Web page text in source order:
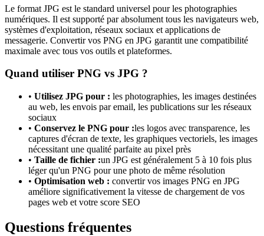
Le format JPG est le standard universel pour les photographies
numériques. Il est supporté par absolument tous les navigateurs web,
systèmes d'exploitation, réseaux sociaux et applications de
messagerie. Convertir vos PNG en JPG garantit une compatibilité
maximale avec tous vos outils et plateformes.
Quand utiliser PNG vs JPG ?
• Utilisez JPG pour : les photographies, les images destinées
au web, les envois par email, les publications sur les réseaux
sociaux
• Conservez le PNG pour :les logos avec transparence, les
captures d'écran de texte, les graphiques vectoriels, les images
nécessitant une qualité parfaite au pixel près
• Taille de fichier :un JPG est généralement 5 à 10 fois plus
léger qu'un PNG pour une photo de même résolution
• Optimisation web : convertir vos images PNG en JPG
améliore significativement la vitesse de chargement de vos
pages web et votre score SEO
Questions fréquentes